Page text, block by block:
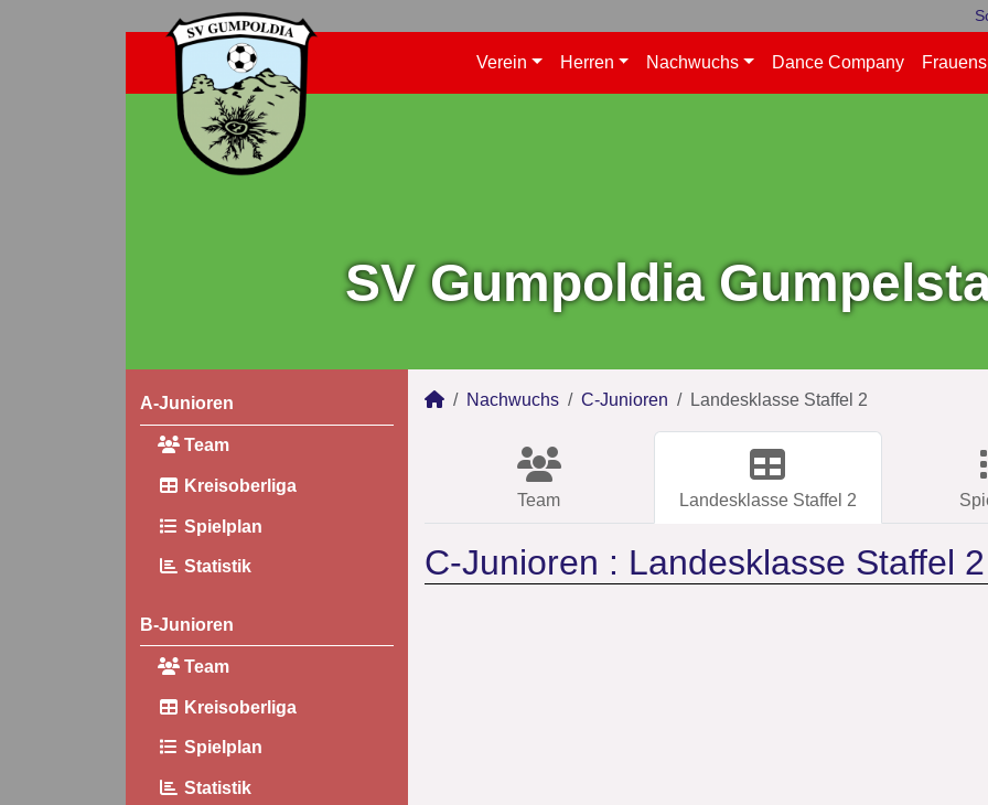
Verein Herren Nachwuchs Dance Company
SV Gumpoldia
A-Junioren
Team
Kreisoberliga
Spielplan
Statistik
B-Junioren
Team
Kreisoberliga
Spielplan
Statistik
Nachwuchs C-Junioren Landesklasse Staffel 2
Team Landesklasse Staffel 2
C-Junioren : Landesklasse Staffel 2